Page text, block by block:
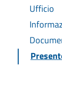
Ufficio